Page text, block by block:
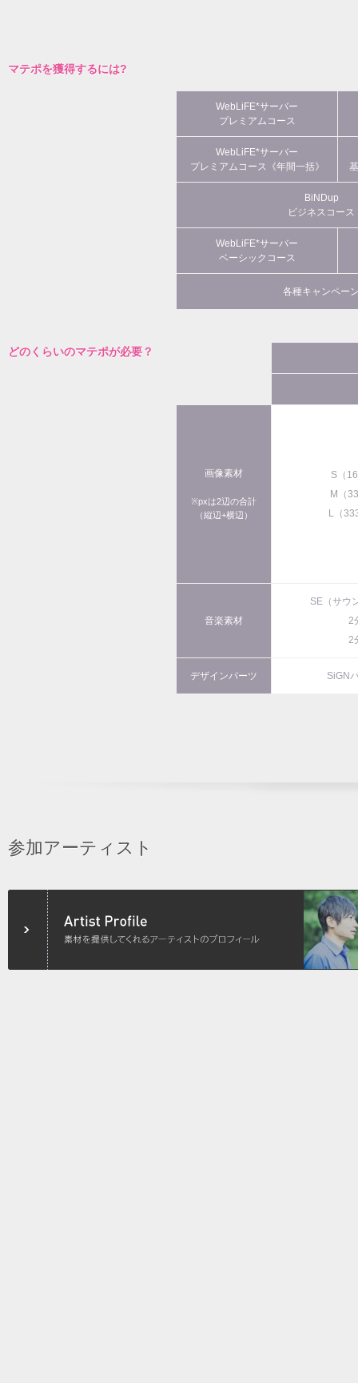
マテポを獲得するには?
WebLiFE*サーバー
プレミアムコース
WebLiFE*サーバー
プレミアムコース《年間一括》
BiNDup
ビジネスコース
WebLiFE*サーバー
ベーシックコース
各種キャンペー
どのくらいのマテポが必要？
画像素材
※pxは2辺の合計
（縦辺+横辺）
S（
M（
L（
音楽素材
SE（サウ
2
2
デザインパーツ SiGN
参加アーティスト